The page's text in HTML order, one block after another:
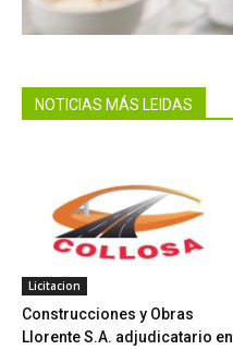
NOTICIAS MÁS LEIDAS
Licitacion
Construcciones y Obras
Llorente S.A. adjudicatario en